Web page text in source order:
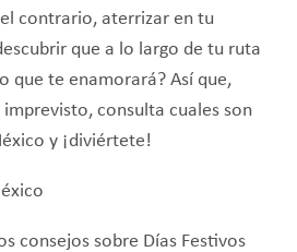
contrario, aterrizar en tu
que a lo largo de tu ruta
que te enamorará? Así que,
consulta cuales son
y ¡diviértete!
consejos sobre Días Festivos